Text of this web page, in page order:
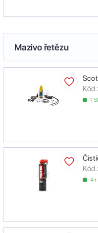
Mazivo řetězu
Kód
1
Kód
4+